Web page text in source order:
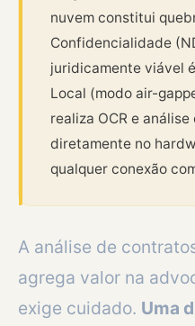
nuvem constitui
Confidencialidade
juridicamente viável
Local (modo air-
realiza OCR e
diretamente no
qualquer conexão
A análise de
agrega valor na
exige cuidado. Uma